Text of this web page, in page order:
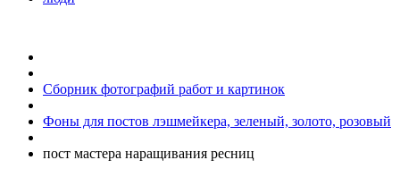
Сборник фотографий работ и картинок
Фоны для постов лэшмейкера, зеленый, золото, розовый
пост мастера наращивания ресниц